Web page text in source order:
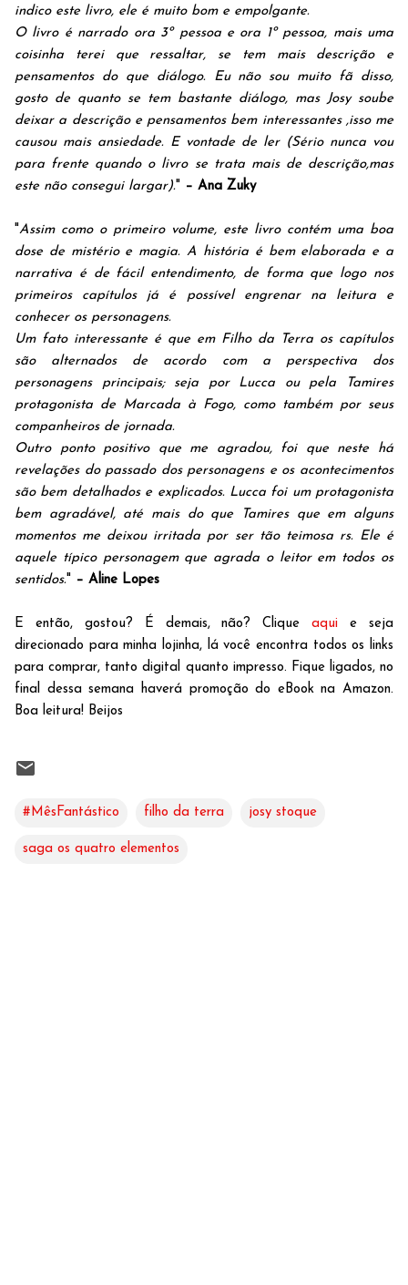
indico este livro, ele é muito bom e empolgante.
O livro é narrado ora 3º pessoa e ora 1º pessoa, mais uma
coisinha terei que ressaltar, se tem mais descrição e
pensamentos do que diálogo. Eu não sou muito fã disso,
gosto de quanto se tem bastante diálogo, mas Josy soube
deixar a descrição e pensamentos bem interessantes ,isso me
causou mais ansiedade. E vontade de ler (Sério nunca vou
para frente quando o livro se trata mais de descrição,mas
este não consegui largar)." – Ana Zuky
"Assim como o primeiro volume, este livro contém uma boa
dose de mistério e magia. A história é bem elaborada e a
narrativa é de fácil entendimento, de forma que logo nos
primeiros capítulos já é possível engrenar na leitura e
conhecer os personagens.
Um fato interessante é que em Filho da Terra os capítulos
são alternados de acordo com a perspectiva dos
personagens principais; seja por Lucca ou pela Tamires
protagonista de Marcada à Fogo, como também por seus
companheiros de jornada.
Outro ponto positivo que me agradou, foi que neste há
revelações do passado dos personagens e os acontecimentos
são bem detalhados e explicados. Lucca foi um protagonista
bem agradável, até mais do que Tamires que em alguns
momentos me deixou irritada por ser tão teimosa rs. Ele é
aquele típico personagem que agrada o leitor em todos os
sentidos." – Aline Lopes
E então, gostou? É demais, não? Cliqueaquie seja
direcionado para minha lojinha, lá você encontra todos os links
para comprar, tanto digital quanto impresso. Fique ligados, no
final dessa semana haverá promoção do eBook na Amazon.
Boa leitura! Beijos
#MêsFantástico filho da terra josy stoque
saga os quatro elementos